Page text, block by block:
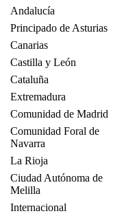
Andalucía
Principado de Asturias
Canarias
Castilla y León
Cataluña
Extremadura
Comunidad de Madrid
Comunidad Foral de
Navarra
La Rioja
Ciudad Autónoma de
Melilla
Internacional